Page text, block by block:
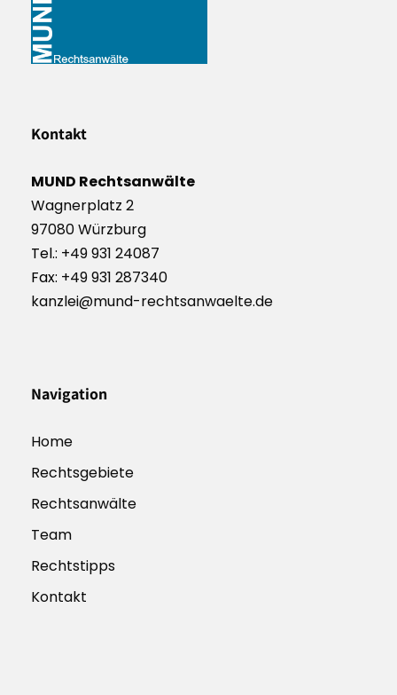
Kontakt
MUND Rechtsanwälte
Wagnerplatz 2
97080 Würzburg
Tel.: +49 931 24087
Fax: +49 931 287340
kanzlei@mund-rechtsanwaelte.de
Navigation
Home
Rechtsgebiete
Rechtsanwälte
Team
Rechtstipps
Kontakt